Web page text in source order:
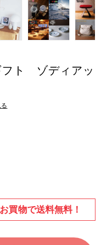
ト ゾディアッ
買物で送料無料！